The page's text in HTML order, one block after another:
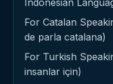
For Catalan
de parla catalana)
For Turkish
insanlar için)